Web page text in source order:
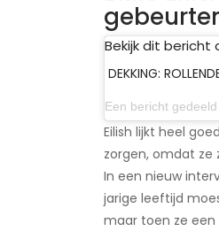
Bekijk dit bericht
DEKKING:
Een bericht
Eilish lijkt heel
zorgen, omdat
In een nieuw
jarige leeftijd
maar toen ze